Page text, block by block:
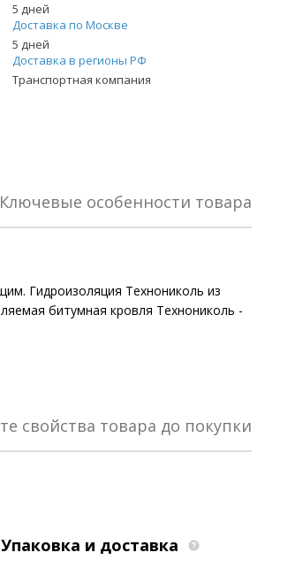
5 дней
Доставка по Москве
5 дней
Доставка в регионы РФ
Транспортная компания
Ключевые особенности товара
Гидроизоляция Технониколь из
битумная кровля Технониколь -
свойства товара до покупки
Упаковка и доставка